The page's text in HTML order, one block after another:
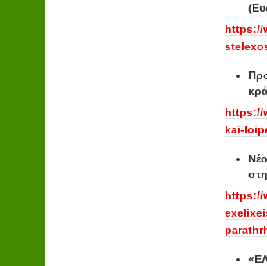
https://
https://
kai-
https://